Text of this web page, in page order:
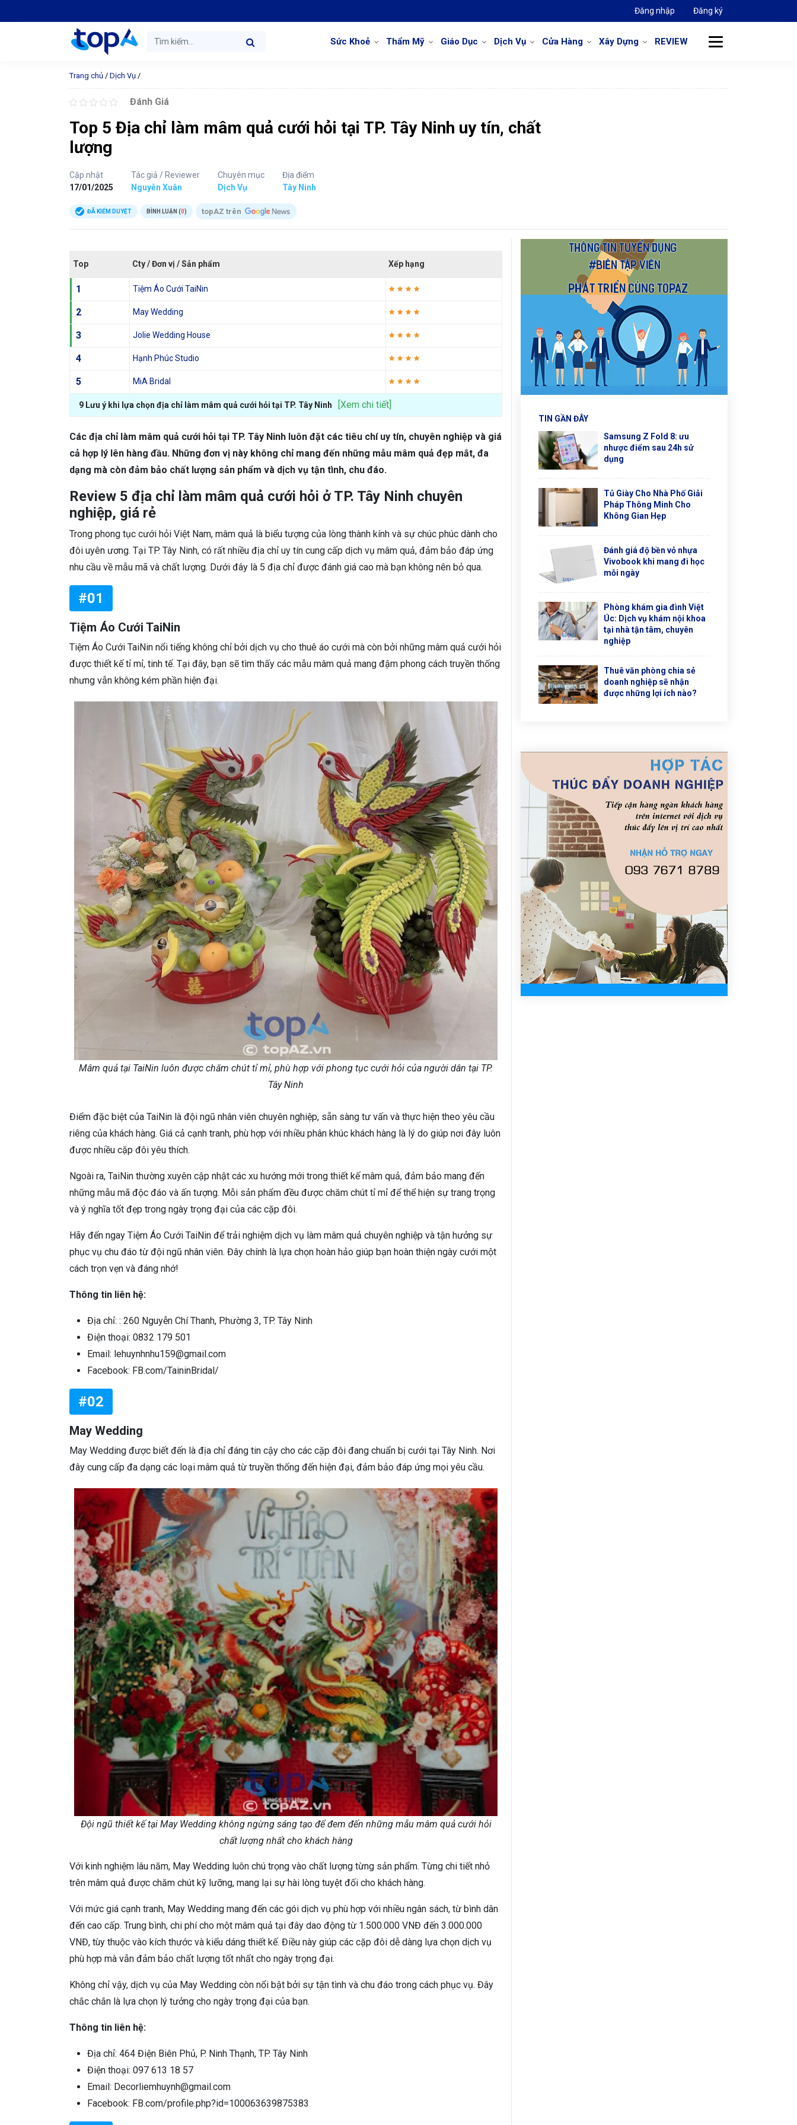
Đăng nhập Đăng ký
Sức Khoẻ Thẩm Mỹ Giáo Dục Dịch Vụ Cửa Hàng Xây Dựng REVIEW
Trang chủ / Dịch Vụ /
Đánh Giá
Top 5 Địa chỉ làm mâm quả cưới hỏi tại TP. Tây Ninh uy tín, chất
lượng
Cập nhật
17/01/2025
Tác giả / Reviewer
Nguyễn Xuân
Chuyên mục
Dịch Vụ
Địa điểm
Tây Ninh
ĐÃ KIỂM DUYỆT BÌNH LUẬN (0) topAZ trên
Top Cty / Đơn vị / Sản phẩm Xếp hạng
1 Tiệm Áo Cưới TaiNin
2 May Wedding
3 Jolie Wedding House
4 Hạnh Phúc Studio
5 MiA Bridal
9 Lưu ý khi lựa chọn địa chỉ làm mâm quả cưới hỏi tại TP. Tây Ninh [Xem chi tiết]
Các địa chỉ làm mâm quả cưới hỏi tại TP. Tây Ninh luôn đặt các tiêu chí uy tín, chuyên nghiệp và giá
cả hợp lý lên hàng đầu. Những đơn vị này không chỉ mang đến những mẫu mâm quả đẹp mắt, đa
dạng mà còn đảm bảo chất lượng sản phẩm và dịch vụ tận tình, chu đáo.
Review 5 địa chỉ làm mâm quả cưới hỏi ở TP. Tây Ninh chuyên
nghiệp, giá rẻ
Trong phong tục cưới hỏi Việt Nam, mâm quả là biểu tượng của lòng thành kính và sự chúc phúc dành cho
đôi uyên ương. Tại TP. Tây Ninh, có rất nhiều địa chỉ uy tín cung cấp dịch vụ mâm quả, đảm bảo đáp ứng
nhu cầu về mẫu mã và chất lượng. Dưới đây là 5 địa chỉ được đánh giá cao mà bạn không nên bỏ qua.
#01
Tiệm Áo Cưới TaiNin
Tiệm Áo Cưới TaiNin nổi tiếng không chỉ bởi dịch vụ cho thuê áo cưới mà còn bởi những mâm quả cưới hỏi
được thiết kế tỉ mỉ, tinh tế. Tại đây, bạn sẽ tìm thấy các mẫu mâm quả mang đậm phong cách truyền thống
nhưng vẫn không kém phần hiện đại.
Mâm quả tại TaiNin luôn được chăm chút tỉ mỉ, phù hợp với phong tục cưới hỏi của người dân tại TP.
Tây Ninh
Điểm đặc biệt của TaiNin là đội ngũ nhân viên chuyên nghiệp, sẵn sàng tư vấn và thực hiện theo yêu cầu
riêng của khách hàng. Giá cả cạnh tranh, phù hợp với nhiều phân khúc khách hàng là lý do giúp nơi đây luôn
được nhiều cặp đôi yêu thích.
Ngoài ra, TaiNin thường xuyên cập nhật các xu hướng mới trong thiết kế mâm quả, đảm bảo mang đến
những mẫu mã độc đáo và ấn tượng. Mỗi sản phẩm đều được chăm chút tỉ mỉ để thể hiện sự trang trọng
và ý nghĩa tốt đẹp trong ngày trọng đại của các cặp đôi.
Hãy đến ngay Tiệm Áo Cưới TaiNin để trải nghiệm dịch vụ làm mâm quả chuyên nghiệp và tận hưởng sự
phục vụ chu đáo từ đội ngũ nhân viên. Đây chính là lựa chọn hoàn hảo giúp bạn hoàn thiện ngày cưới một
cách trọn vẹn và đáng nhớ!
Thông tin liên hệ:
Địa chỉ: : 260 Nguyễn Chí Thanh, Phường 3, TP. Tây Ninh
Điện thoại: 0832 179 501
Email: lehuynhnhu159@gmail.com
Facebook: FB.com/TaininBridal/
#02
May Wedding
May Wedding được biết đến là địa chỉ đáng tin cậy cho các cặp đôi đang chuẩn bị cưới tại Tây Ninh. Nơi
đây cung cấp đa dạng các loại mâm quả từ truyền thống đến hiện đại, đảm bảo đáp ứng mọi yêu cầu.
Đội ngũ thiết kế tại May Wedding không ngừng sáng tạo để đem đến những mẫu mâm quả cưới hỏi
chất lượng nhất cho khách hàng
Với kinh nghiệm lâu năm, May Wedding luôn chú trọng vào chất lượng từng sản phẩm. Từng chi tiết nhỏ
trên mâm quả được chăm chút kỹ lưỡng, mang lại sự hài lòng tuyệt đối cho khách hàng.
Với mức giá cạnh tranh, May Wedding mang đến các gói dịch vụ phù hợp với nhiều ngân sách, từ bình dân
đến cao cấp. Trung bình, chi phí cho một mâm quả tại đây dao động từ 1.500.000 VNĐ đến 3.000.000
VNĐ, tùy thuộc vào kích thước và kiểu dáng thiết kế. Điều này giúp các cặp đôi dễ dàng lựa chọn dịch vụ
phù hợp mà vẫn đảm bảo chất lượng tốt nhất cho ngày trọng đại.
Không chỉ vậy, dịch vụ của May Wedding còn nổi bật bởi sự tận tình và chu đáo trong cách phục vụ. Đây
chắc chắn là lựa chọn lý tưởng cho ngày trọng đại của bạn.
Thông tin liên hệ:
Địa chỉ: 464 Điện Biên Phủ, P. Ninh Thạnh, TP. Tây Ninh
Điện thoại: 097 613 18 57
Email: Decorliemhuynh@gmail.com
Facebook: FB.com/profile.php?id=100063639875383
TIN GẦN ĐÂY
Samsung Z Fold 8: ưu
nhược điểm sau 24h sử
dụng
Tủ Giày Cho Nhà Phố Giải
Pháp Thông Minh Cho
Không Gian Hẹp
Đánh giá độ bền vỏ nhựa
Vivobook khi mang đi học
mỗi ngày
Phòng khám gia đình Việt
Úc: Dịch vụ khám nội khoa
tại nhà tận tâm, chuyên
nghiệp
Thuê văn phòng chia sẻ
doanh nghiệp sẽ nhận
được những lợi ích nào?